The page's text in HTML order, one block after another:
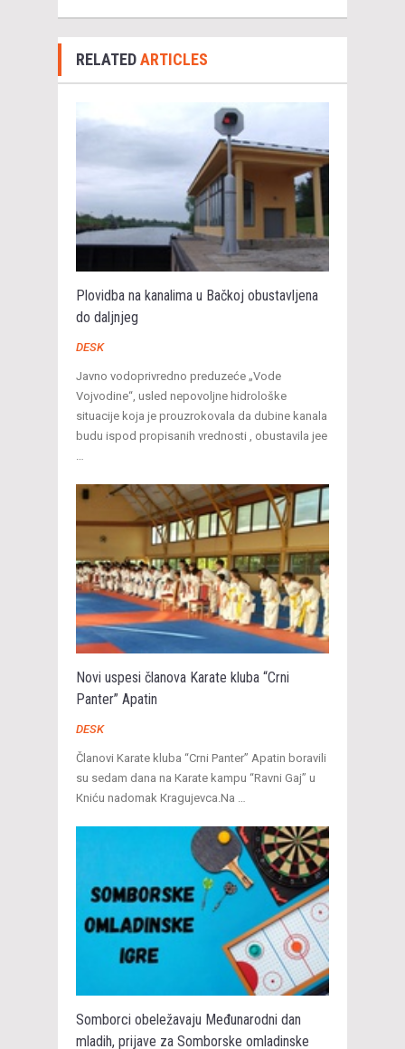
RELATEDARTICLES
Plovidba na kanalima u Bačkoj obustavljena
do daljnjeg
DESK
Javno vodoprivredno preduzeće „Vode
Vojvodine“, usled nepovoljne hidrološke
situacije koja je prouzrokovala da dubine kanala
budu ispod propisanih vrednosti , obustavila jee
Novi uspesi članova Karate kluba “Crni
Panter” Apatin
DESK
Članovi Karate kluba “Crni Panter” Apatin boravili
su sedam dana na Кarate kampu “Ravni Gaj” u
Кniću nadomak Кragujevca.Na …
Somborci obeležavaju Međunarodni dan
mladih, prijave za Somborske omladinske